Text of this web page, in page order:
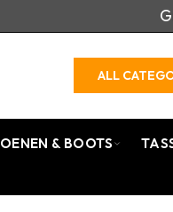
ALL
& BOOTS